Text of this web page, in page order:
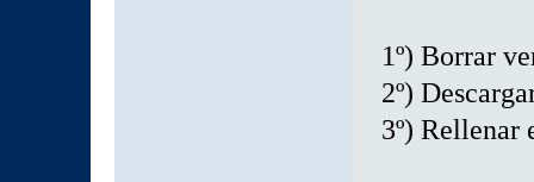
1º) Borrar
2º)
3º) Rellenar